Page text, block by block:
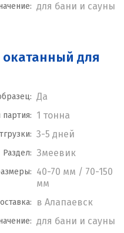
для бани и сауны
для
Да
1 тонна
3-5 дней
Раздел: Змеевик
40-70 мм / 70-150
мм
в Алапаевск
для бани и сауны